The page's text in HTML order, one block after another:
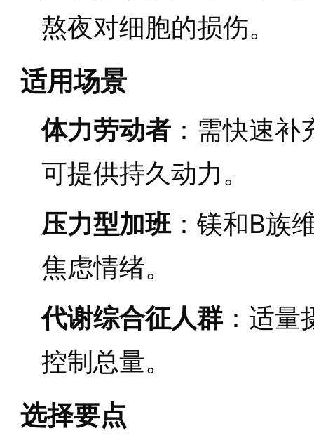
熬夜对细胞的损伤。
适用场景
体力劳动者 ：需快速
可提供持久动力。
压力型加班：镁和B族
焦虑情绪。
代谢综合征人群 ：适
控制总量。
选择要点